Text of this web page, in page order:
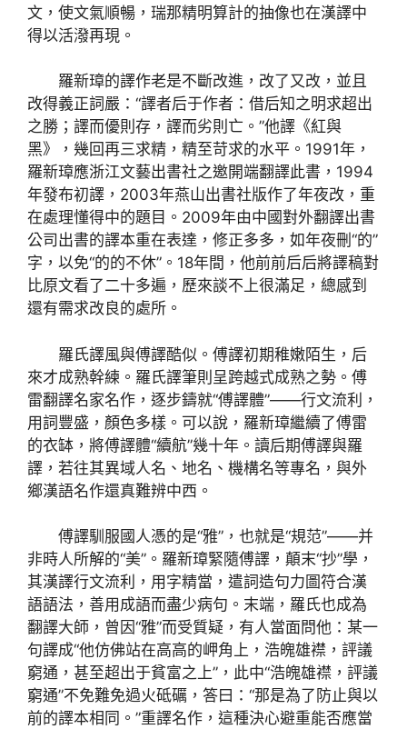
文，使文氣順暢，瑞那精明算計的抽像也在漢譯中
得以活潑再現。
羅新璋的譯作老是不斷改進，改了又改，並且
改得義正詞嚴：“譯者后于作者：借后知之明求超出
之勝；譯而優則存，譯而劣則亡。”他譯《紅與
黑》，幾回再三求精，精至苛求的水平。1991年，
羅新璋應浙江文藝出書社之邀開端翻譯此書，1994
年發布初譯，2003年燕山出書社版作了年夜改，重
在處理懂得中的題目。2009年由中國對外翻譯出書
公司出書的譯本重在表達，修正多多，如年夜刪“的”
字，以免“的的不休”。18年間，他前前后后將譯稿對
比原文看了二十多遍，歷來談不上很滿足，總感到
還有需求改良的處所。
羅氏譯風與傅譯酷似。傅譯初期稚嫩陌生，后
來才成熟幹練。羅氏譯筆則呈跨越式成熟之勢。傅
雷翻譯名家名作，逐步鑄就“傅譯體”——行文流利，
用詞豐盛，顏色多樣。可以說，羅新璋繼續了傅雷
的衣缽，將傅譯體“續航”幾十年。讀后期傅譯與羅
譯，若往其異域人名、地名、機構名等專名，與外
鄉漢語名作還真難辨中西。
傅譯馴服國人憑的是“雅”，也就是“規范”——并
非時人所解的“美”。羅新璋緊隨傅譯，顛末“抄”學，
其漢譯行文流利，用字精當，遣詞造句力圖符合漢
語語法，善用成語而盡少病句。末端，羅氏也成為
翻譯大師，曾因“雅”而受質疑，有人當面問他：某一
句譯成“他仿佛站在高高的岬角上，浩魄雄襟，評議
窮通，甚至超出于貧富之上”，此中“浩魄雄襟，評議
窮通”不免難免過火砥礪，答曰：“那是為了防止與以
前的譯本相同。”重譯名作，這種決心避重能否應當